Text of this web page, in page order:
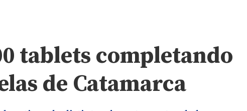
tablets completando
de Catamarca